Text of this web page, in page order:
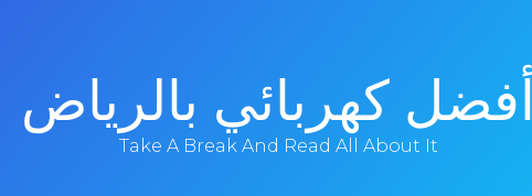
أفضل كهربائي بالرياض
Take A Break And Read All About It